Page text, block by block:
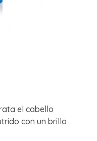
el cabello
con un brillo